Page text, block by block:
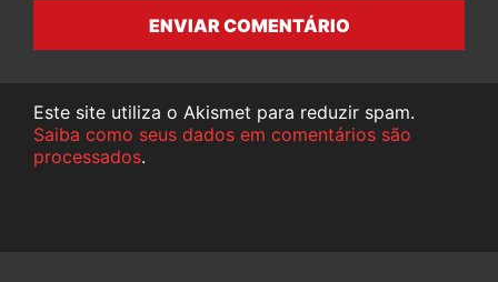
ENVIAR COMENTÁRIO
Este site utiliza o Akismet para reduzir spam.
Saiba como seus dados em comentários são
processados.